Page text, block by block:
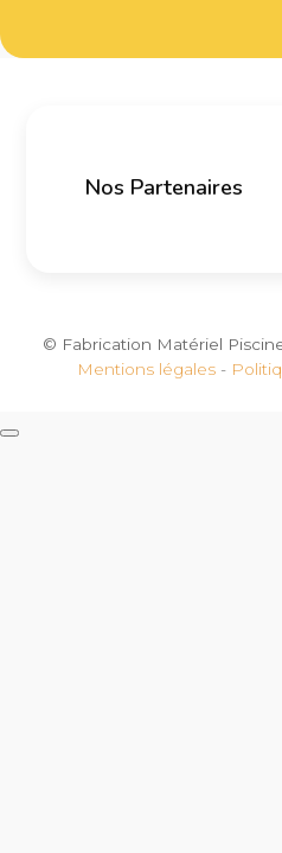
Nos Partenaires
© Fabrication Matériel
Mentions légales -